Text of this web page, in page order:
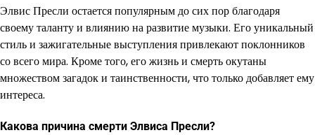
Элвис Пресли остается популярным до сих пор благодаря
своему таланту и влиянию на развитие музыки. Его уникальный
стиль и зажигательные выступления привлекают поклонников
со всего мира. Кроме того, его жизнь и смерть окутаны
множеством загадок и таинственности, что только добавляет ему
интереса.
Какова причина смерти Элвиса Пресли?